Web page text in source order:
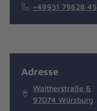
+49931 79628 45
Adresse
Waltherstraße 6
97074 Würzburg